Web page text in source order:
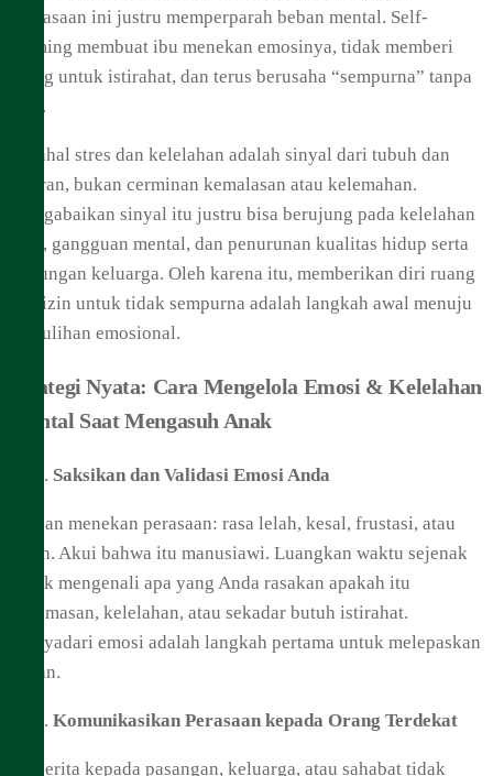
kebiasaan ini justru memperparah beban mental. Self-
blaming membuat ibu menekan emosinya, tidak memberi
ruang untuk istirahat, dan terus berusaha “sempurna” tanpa
jeda.
Padahal stres dan kelelahan adalah sinyal dari tubuh dan
pikiran, bukan cerminan kemalasan atau kelemahan.
Mengabaikan sinyal itu justru bisa berujung pada kelelahan
akut, gangguan mental, dan penurunan kualitas hidup serta
hubungan keluarga. Oleh karena itu, memberikan diri ruang
dan izin untuk tidak sempurna adalah langkah awal menuju
pemulihan emosional.
Strategi Nyata: Cara Mengelola Emosi & Kelelahan
Mental Saat Mengasuh Anak
Saksikan dan Validasi Emosi Anda
Jangan menekan perasaan: rasa lelah, kesal, frustasi, atau
sedih. Akui bahwa itu manusiawi. Luangkan waktu sejenak
untuk mengenali apa yang Anda rasakan apakah itu
kecemasan, kelelahan, atau sekadar butuh istirahat.
Menyadari emosi adalah langkah pertama untuk melepaskan
beban.
Komunikasikan Perasaan kepada Orang Terdekat
Bercerita kepada pasangan, keluarga, atau sahabat tidak